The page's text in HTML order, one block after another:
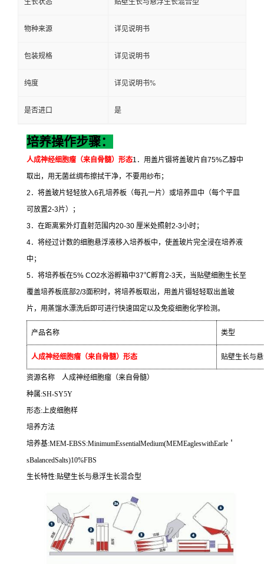
生长状态 贴壁生长与悬浮生长混合型
物种来源 详见说明书
包装规格 详见说明书
纯度 详见说明书%
是否进口 是
培养操作步骤：
人成神经细胞瘤（来自骨髓）形态1 ．用盖片镊将盖玻片自75%乙醇中
取出，用无菌丝绸布擦拭干净，不要用纱布；
2 ．将盖玻片轻轻放入6孔培养板（每孔一片）或培养皿中（每个平皿
可放置2-3片）；
3．在距离紫外灯直射范围内20-30 厘米处照射2-3小时；
4．将经过计数的细胞悬浮液移入培养板中，使盖玻片完全浸在培养液
中；
5．将培养板在5% CO2水浴孵箱中37℃孵育2-3天，当贴壁细胞生长至
覆盖培养板底部2/3面积时，将培养板取出，用盖片镊轻轻取出盖玻
片，用蒸馏水漂洗后即可进行快速固定以及免疫细胞化学检测。
产品名称 类型
人成神经细胞瘤（来自骨髓）形态 贴壁生长与
资源名称 人成神经细胞瘤（来自骨髓）
种属:SH-SY5Y
形态:上皮细胞样
培养方法
培养基:MEM-EBSS:MinimumEssentialMedium(MEMEagleswithEarle ＇
sBalancedSalts)10%FBS
生长特性:贴壁生长与悬浮生长混合型